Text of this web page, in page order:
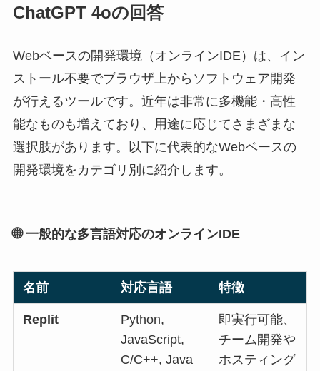
ChatGPT 4oの回答
Webベースの開発環境（オンラインIDE）は、イン
ストール不要でブラウザ上からソフトウェア開発
が行えるツールです。近年は非常に多機能・高性
能なものも増えており、用途に応じてさまざまな
選択肢があります。以下に代表的なWebベースの
開発環境をカテゴリ別に紹介します。
🌐一般的な多言語対応のオンラインIDE
名前 対応言語 特徴
Replit
Python,
JavaScript,
C/C++, Java
即実行可能、
チーム開発や
ホスティング